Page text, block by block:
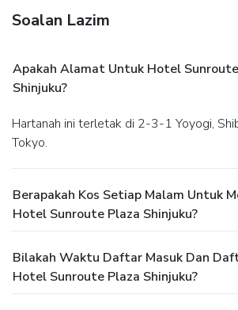
Soalan Lazim
Apakah Alamat Untuk Hotel
Shinjuku?
Hartanah ini terletak di 2-3-1 Yoyogi, Shibuya-Ku dalam
Tokyo.
Berapakah Kos Setiap Malam Untuk
Hotel Sunroute Plaza Shinjuku?
Bilakah Waktu Daftar Masuk Dan
Hotel Sunroute Plaza Shinjuku?